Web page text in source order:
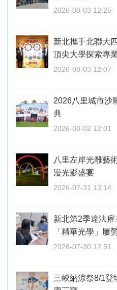
2026-08-03 12:25
新北攜手北聯大
頂尖大學探索專
2026-08-03 12:07
2026八里城市
典
2026-08-02 12:01
八里左岸光雕藝
漫光影盛宴
2026-07-31 13:14
新北第2季違法
「精華光學」屢
2026-07-30 12:51
三峽納涼祭8/1